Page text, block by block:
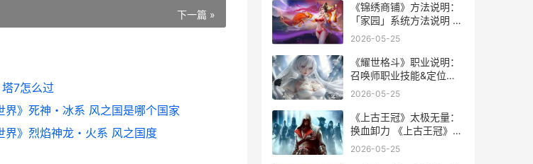
下一篇 »
7怎么过
界》死神・冰系 风之国是哪个国家
界》烈焰神龙・火系 风之国度
《锦绣商铺》方法说明：
「家园」系统方法说明 锦
绣商业中心售楼处
2026-05-25
《耀世格斗》职业说明：
召唤师职业技能&定位详
细解答 耀世登场
2026-05-25
《上古王冠》太极无量：
换血卸力 《上古王冠》太
后是谁
2026-05-25